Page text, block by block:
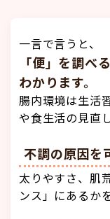
一言で言うと、
「便」を調べ
わかります。
腸内環境は生活
や食生活の見直
不調の原因を
太りやすさ、肌
ンス」にあるか